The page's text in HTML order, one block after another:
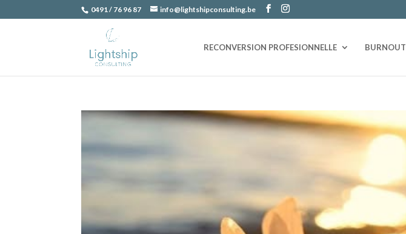
0491 / 76 96 87 info@lightshipconsulting.be
RECONVERSION PROFESIONNELLE BURNOUT